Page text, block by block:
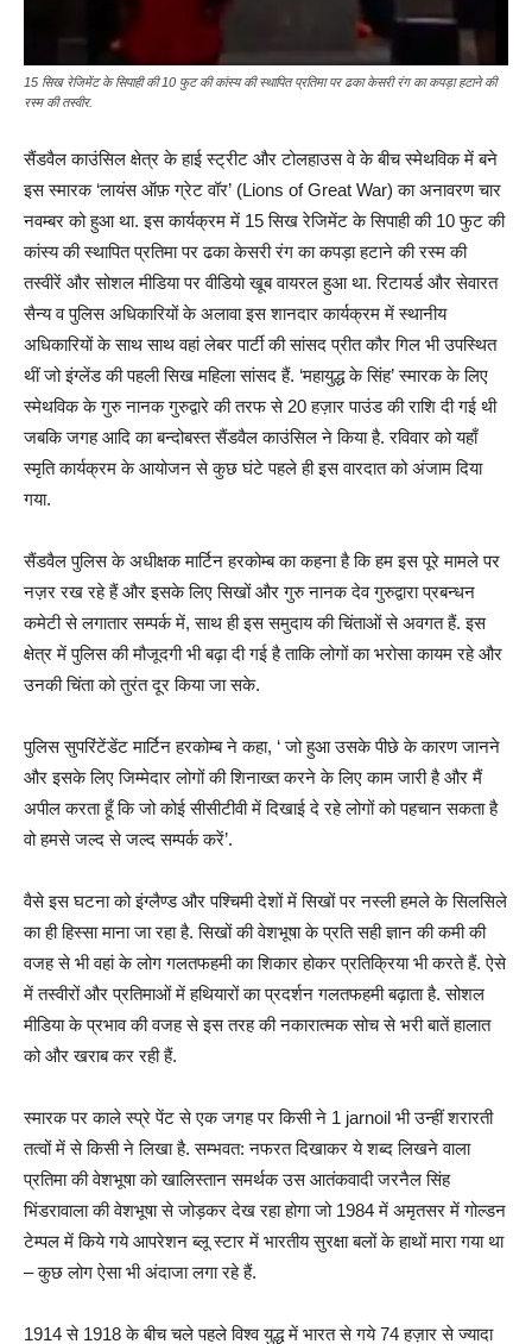
15 सिख रेजिमेंट के सिपाही की 10 फुट की कांस्य की स्थापित प्रतिमा पर ढका केसरी रंग का कपड़ा हटाने की
रस्म की तस्वीर.
सैंडवैल काउंसिल क्षेत्र के हाई स्ट्रीट और टोलहाउस वे के बीच स्मेथविक में बने
इस स्मारक ‘लायंस ऑफ़ ग्रेट वॉर’ (Lions of Great War) का अनावरण चार
नवम्बर को हुआ था. इस कार्यक्रम में 15 सिख रेजिमेंट के सिपाही की 10 फुट की
कांस्य की स्थापित प्रतिमा पर ढका केसरी रंग का कपड़ा हटाने की रस्म की
तस्वीरें और सोशल मीडिया पर वीडियो खूब वायरल हुआ था. रिटायर्ड और सेवारत
सैन्य व पुलिस अधिकारियों के अलावा इस शानदार कार्यक्रम में स्थानीय
अधिकारियों के साथ साथ वहां लेबर पार्टी की सांसद प्रीत कौर गिल भी उपस्थित
थीं जो इंग्लेंड की पहली सिख महिला सांसद हैं. ‘महायुद्ध के सिंह’ स्मारक के लिए
स्मेथविक के गुरु नानक गुरुद्वारे की तरफ से 20 हज़ार पाउंड की राशि दी गई थी
जबकि जगह आदि का बन्दोबस्त सैंडवैल काउंसिल ने किया है. रविवार को यहाँ
स्मृति कार्यक्रम के आयोजन से कुछ घंटे पहले ही इस वारदात को अंजाम दिया
गया.
सैंडवैल पुलिस के अधीक्षक मार्टिन हरकोम्ब का कहना है कि हम इस पूरे मामले पर
नज़र रख रहे हैं और इसके लिए सिखों और गुरु नानक देव गुरुद्वारा प्रबन्धन
कमेटी से लगातार सम्पर्क में, साथ ही इस समुदाय की चिंताओं से अवगत हैं. इस
क्षेत्र में पुलिस की मौजूदगी भी बढ़ा दी गई है ताकि लोगों का भरोसा कायम रहे और
उनकी चिंता को तुरंत दूर किया जा सके.
पुलिस सुपरिंटेंडेंट मार्टिन हरकोम्ब ने कहा, ‘ जो हुआ उसके पीछे के कारण जानने
और इसके लिए जिम्मेदार लोगों की शिनाख्त करने के लिए काम जारी है और मैं
अपील करता हूँ कि जो कोई सीसीटीवी में दिखाई दे रहे लोगों को पहचान सकता है
वो हमसे जल्द से जल्द सम्पर्क करें’.
वैसे इस घटना को इंग्लैण्ड और पश्चिमी देशों में सिखों पर नस्ली हमले के सिलसिले
का ही हिस्सा माना जा रहा है. सिखों की वेशभूषा के प्रति सही ज्ञान की कमी की
वजह से भी वहां के लोग गलतफहमी का शिकार होकर प्रतिक्रिया भी करते हैं. ऐसे
में तस्वीरों और प्रतिमाओं में हथियारों का प्रदर्शन गलतफहमी बढ़ाता है. सोशल
मीडिया के प्रभाव की वजह से इस तरह की नकारात्मक सोच से भरी बातें हालात
को और खराब कर रही हैं.
स्मारक पर काले स्प्रे पेंट से एक जगह पर किसी ने 1 jarnoil भी उन्हीं शरारती
तत्वों में से किसी ने लिखा है. सम्भवत: नफरत दिखाकर ये शब्द लिखने वाला
प्रतिमा की वेशभूषा को खालिस्तान समर्थक उस आतंकवादी जरनैल सिंह
भिंडरावाला की वेशभूषा से जोड़कर देख रहा होगा जो 1984 में अमृतसर में गोल्डन
टेम्पल में किये गये आपरेशन ब्लू स्टार में भारतीय सुरक्षा बलों के हाथों मारा गया था
– कुछ लोग ऐसा भी अंदाजा लगा रहे हैं.
1914 से 1918 के बीच चले पहले विश्व युद्ध में भारत से गये 74 हज़ार से ज्यादा